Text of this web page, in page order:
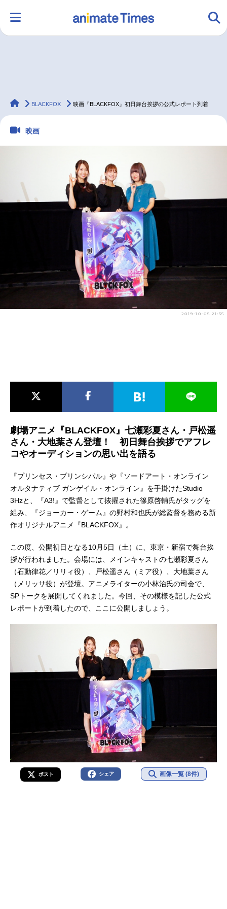
ラジオ みんなの声 グッズ 映画
配信・Vtuber トレンド
最新記事一覧
声優記事一覧
実写化映画一覧
今期アニメ曜日別一覧
春アニメ 夏アニメ
秋アニメ 冬アニメ
animateTimes
BLACKFOX 映画『BLACKFOX』初日舞台挨拶の公式レポート到着
映画
2019-10-05 21:55
劇場アニメ『BLACKFOX』七瀬彩夏さん・戸松遥
さん・大地葉さん登壇！ 初日舞台挨拶でアフレ
コやオーディションの思い出を語る
『プリンセス・プリンシパル』や『ソードアート・オンライン
オルタナティブ ガンゲイル・オンライン』を手掛けたStudio
3Hzと、『A3!』で監督として抜擢された篠原啓輔氏がタッグを
組み、『ジョーカー・ゲーム』の野村和也氏が総監督を務める新
作オリジナルアニメ『BLACKFOX』。
この度、公開初日となる10月5日（土）に、東京・新宿で舞台挨
拶が行われました。会場には、メインキャストの七瀬彩夏さん
（石動律花／リリィ役）、戸松遥さん（ミア役）、大地葉さん
（メリッサ役）が登壇。アニメライターの小林治氏の司会で、
SPトークを展開してくれました。今回、その模様を記した公式
レポートが到着したので、ここに公開しましょう。
ポスト シェア 画像一覧 (8件)